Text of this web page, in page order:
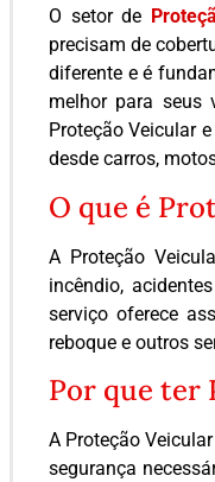
O setor de
precisam de
diferente e é
melhor para seus
Proteção Veicular
desde carros,
O que é
A Proteção
incêndio,
serviço oferece
reboque e outros
Por que ter
A Proteção
segurança